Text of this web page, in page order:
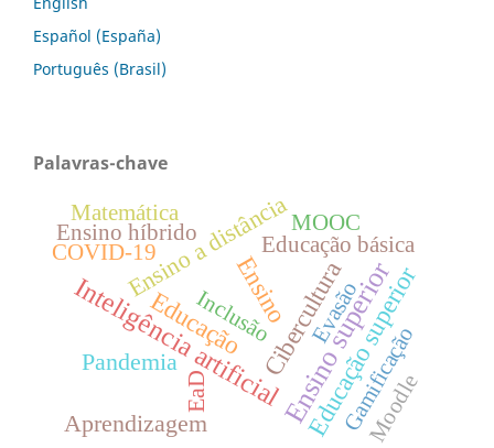
Español (España)
Português (Brasil)
Palavras-chave
Ensino superior
Inteligência artificial
EducaçãoEnsinoCiberculturaEducação superior
EaD
Ensino a distância
Pandemia
Aprendizagem
Educação básica
Inclusão
Ensino híbrido
Gamificação
COVID-19
MOOC
Evasão
Moodle
Matemática